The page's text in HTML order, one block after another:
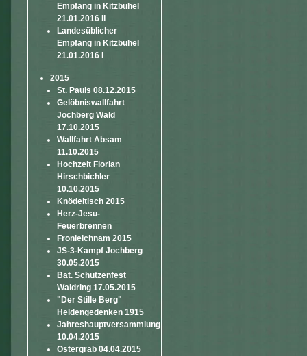
Empfang in Kitzbühel
21.01.2016 II
Landesüblicher
Empfang in Kitzbühel
21.01.2016 I
2015
St. Pauls 08.12.2015
Gelöbniswallfahrt
Jochberg Wald
17.10.2015
Wallfahrt Absam
11.10.2015
Hochzeit Florian
Hirschbichler
10.10.2015
Knödeltisch 2015
Herz-Jesu-
Feuerbrennen
Fronleichnam 2015
JS-3-Kampf Jochberg
30.05.2015
Bat. Schützenfest
Waidring 17.05.2015
"Der Stille Berg"
Heldengedenken 1915
Jahreshauptversammlung
10.04.2015
Ostergrab 04.04.2015